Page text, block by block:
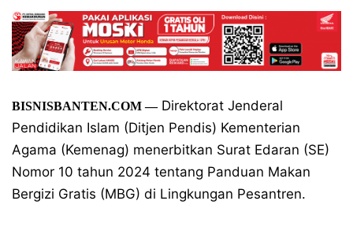
BISNISBANTEN.COM—Direktorat Jenderal
Pendidikan Islam (Ditjen Pendis) Kementerian
Agama (Kemenag) menerbitkan Surat Edaran (SE)
Nomor 10 tahun 2024 tentang Panduan Makan
Bergizi Gratis (MBG) di Lingkungan Pesantren.